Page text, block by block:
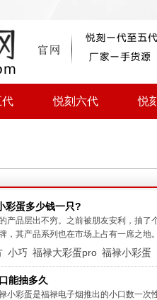
悦刻六代 悦
彩蛋多少钱一只?
产品层出不穷。之前被朋友安利，抽
，其产品系列也在市场上占有一席之
小巧 福禄大彩蛋pro 福禄小彩蛋
能抽多久
小彩蛋是福禄电子烟推出的小口数一